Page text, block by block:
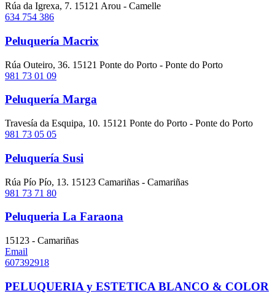
Rúa da Igrexa, 7. 15121 Arou - Camelle
634 754 386
Peluquería Macrix
Rúa Outeiro, 36. 15121 Ponte do Porto - Ponte do Porto
981 73 01 09
Peluquería Marga
Travesía da Esquipa, 10. 15121 Ponte do Porto - Ponte do Porto
981 73 05 05
Peluquería Susi
Rúa Pío Pío, 13. 15123 Camariñas - Camariñas
981 73 71 80
Peluqueria La Faraona
15123 - Camariñas
Email
607392918
PELUQUERIA y ESTETICA BLANCO & COLOR